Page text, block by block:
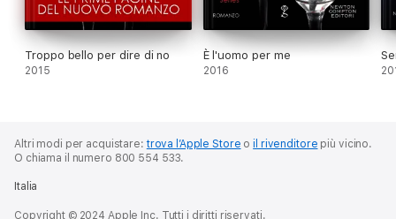
Troppo bello per dire di no
2015
È l'uomo per me
2016
Altri modi per acquistare:trova l’Apple Store oil rivenditore più vicino.
O chiama il numero 800 554 533.
Italia
Copyright © 2024 Apple Inc. Tutti i diritti riservati.